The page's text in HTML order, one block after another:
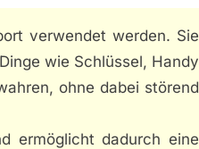
verwendet werden. Sie
wie Schlüssel, Handy
ohne dabei störend
ermöglicht dadurch eine